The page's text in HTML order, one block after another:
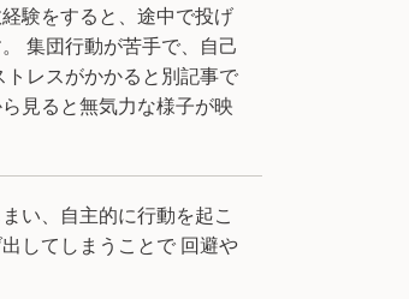
験をすると、途中で投げ
集団行動が苦手で、自己
レスがかかると別記事で
見ると無気力な様子が映
い、自主的に行動を起こ
してしまうことで 回避や